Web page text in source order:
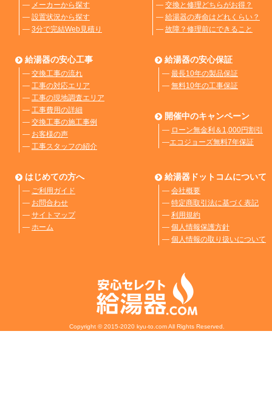
― メーカーから探す
― 設置状況から探す
― 3分で完結Web見積り
― 交換と修理どちらがお得？
― 給湯器の寿命はどれくらい？
― 故障？修理前にできること
給湯器の安心工事
― 交換工事の流れ
― 工事の対応エリア
― 工事の現地調査エリア
― 工事費用の詳細
― 交換工事の施工事例
― お客様の声
― 工事スタッフの紹介
給湯器の安心保証
― 最長10年の製品保証
― 無料10年の工事保証
開催中のキャンペーン
― ローン無金利＆1,000円割引
―エコジョーズ無料7年保証
はじめての方へ
― ご利用ガイド
― お問合わせ
― サイトマップ
― ホーム
給湯器ドットコムについて
― 会社概要
― 特定商取引法に基づく表記
― 利用規約
― 個人情報保護方針
― 個人情報の取り扱いについて
Copyright © 2015-2020 kyu-to.com All Rights Reserved.